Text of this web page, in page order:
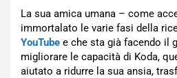
La sua amica umana – come
immortalato le varie fasi della
YouTube e che sta già facendo il
migliorare le capacità di Koda,
aiutato a ridurre la sua ansia,